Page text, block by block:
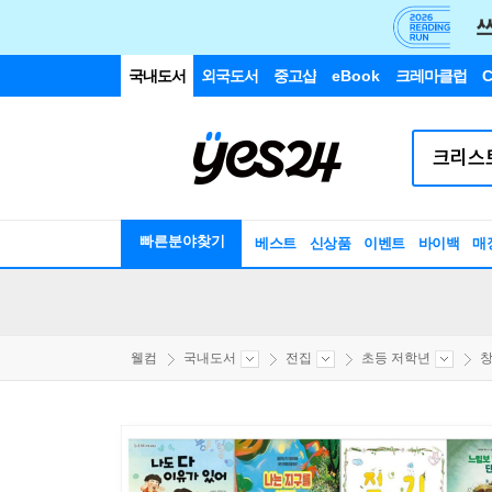
국내도서 외국도서 중고샵 eBook 크레마클럽
빠른분야찾기 베스트 신상품 이벤트 바이백 매
웰컴 국내도서 전집 초등 저학년